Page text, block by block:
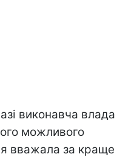
виконавча влада
можливого
вважала за краще